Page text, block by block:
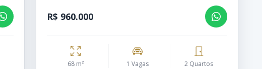
R$ 960.000
68 m² 1 Vagas 2 Quartos